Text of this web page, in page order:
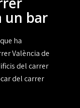
un bar
ha
València de
del carrer
del carrer